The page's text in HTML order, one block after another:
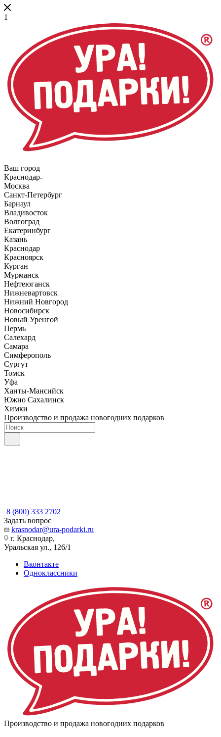
1
Ваш город
Краснодар
Москва
Санкт-Петербург
Барнаул
Владивосток
Волгоград
Екатеринбург
Казань
Краснодар
Красноярск
Курган
Мурманск
Нефтеюганск
Нижневартовск
Нижний Новгород
Новосибирск
Новый Уренгой
Пермь
Салехард
Самара
Симферополь
Сургут
Томск
Уфа
Ханты-Мансийск
Южно Сахалинск
Химки
Производство и продажа новогодних подарков
8 (800) 333 2702
Задать вопрос
krasnodar@ura-podarki.ru
г. Краснодар,
Уральская ул., 126/1
Вконтакте
Одноклассники
Производство и продажа новогодних подарков